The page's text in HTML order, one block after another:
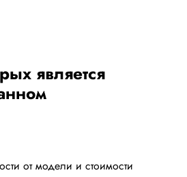
является
от модели и стоимости